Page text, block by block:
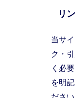
リ
当サ
ク・
く必
を明